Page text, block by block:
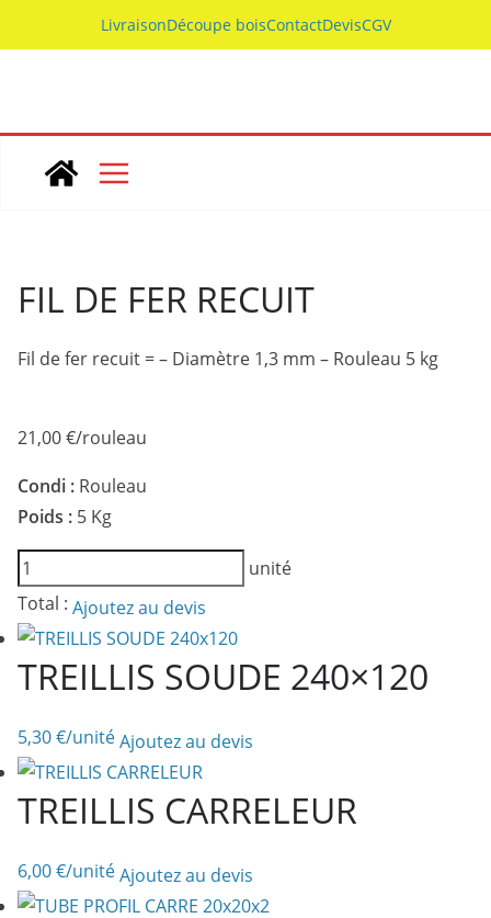
to
LivraisonDécoupe boisContactDevisCGV
FIL DE FER RECUIT
Fil de fer recuit = – Diamètre 1,3 mm – Rouleau 5 kg
21,00€/rouleau
Condi : Rouleau
Poids : 5 Kg
quantité
de
FIL
FER
unité
Total : Ajoutez au devis
TREILLIS SOUDE 240×120
5,30€/unitéAjoutez au devis
TREILLIS CARRELEUR
6,00€/unitéAjoutez au devis